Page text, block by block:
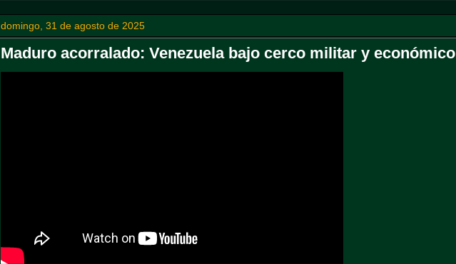
domingo, 31 de agosto de 2025
Maduro acorralado: Venezuela bajo cerco militar y económico